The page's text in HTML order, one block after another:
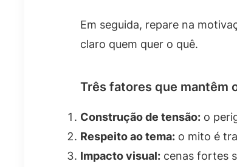
Em seguida, repare na
claro quem quer o quê.
Três fatores que mantêm
Construção de tensão: o
Respeito ao tema: o mito é
Impacto visual: cenas fortes